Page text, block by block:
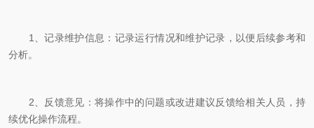
1、记录维护信息：记录运行情况和维护记录，以便后续参考和
分析。
2、反馈意见：将操作中的问题或改进建议反馈给相关人员，持
续优化操作流程。